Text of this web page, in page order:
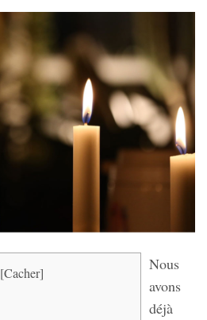
[Cacher]
Nous
avons
déjà